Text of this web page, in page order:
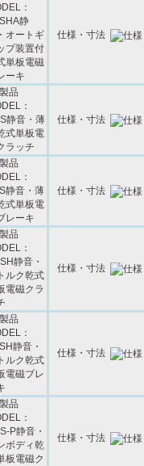
仕様・寸法
仕様・寸法
仕様・寸法
仕様・寸法
仕様・寸法
仕様・寸法